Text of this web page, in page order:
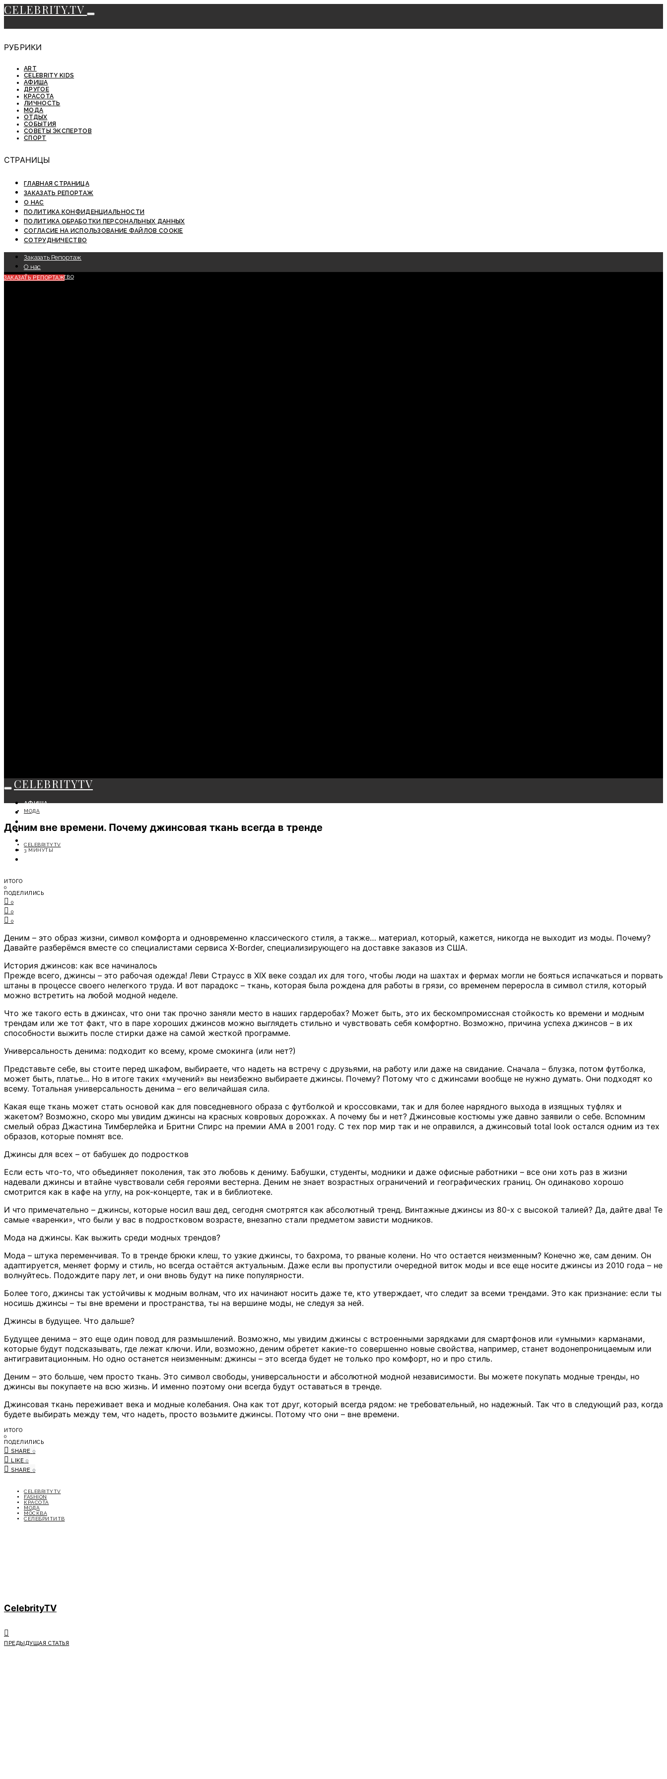
CELEBRITY.TV
РУБРИКИ
ART
CELEBRITY KIDS
АФИША
ДРУГОЕ
КРАСОТА
ЛИЧНОСТЬ
МОДА
ОТДЫХ
СОБЫТИЯ
СОВЕТЫ ЭКСПЕРТОВ
СПОРТ
СТРАНИЦЫ
ГЛАВНАЯ СТРАНИЦА
ЗАКАЗАТЬ РЕПОРТАЖ
О НАС
ПОЛИТИКА КОНФИДЕНЦИАЛЬНОСТИ
ПОЛИТИКА ОБРАБОТКИ ПЕРСОНАЛЬНЫХ ДАННЫХ
СОГЛАСИЕ НА ИСПОЛЬЗОВАНИЕ ФАЙЛОВ COOKIE
СОТРУДНИЧЕСТВО
Заказать Репортаж
О нас
Сотрудничество
ЗАКАЗАТЬ РЕПОРТАЖ
CELEBRITYTV
АФИША
СОБЫТИЯ
МОДА
ЛИЧНОСТЬ
ОТДЫХ
МОДА
Деним вне времени. Почему джинсовая ткань всегда в тренде
CELEBRITYTV
3 МИНУТЫ
ИТОГО
0
ПОДЕЛИЛИСЬ
0
0
0
Деним – это образ жизни, символ комфорта и одновременно классического стиля, а также… материал, который, кажется, никогда не выходит из моды. Почему?
Давайте разберёмся вместе со специалистами сервиса X-Border, специализирующего на доставке заказов из США.
История джинсов: как все начиналось
Прежде всего, джинсы – это рабочая одежда! Леви Страусс в XIX веке создал их для того, чтобы люди на шахтах и фермах могли не бояться испачкаться и порвать
штаны в процессе своего нелегкого труда. И вот парадокс – ткань, которая была рождена для работы в грязи, со временем переросла в символ стиля, который
можно встретить на любой модной неделе.
Что же такого есть в джинсах, что они так прочно заняли место в наших гардеробах? Может быть, это их бескомпромиссная стойкость ко времени и модным
трендам или же тот факт, что в паре хороших джинсов можно выглядеть стильно и чувствовать себя комфортно. Возможно, причина успеха джинсов – в их
способности выжить после стирки даже на самой жесткой программе.
Универсальность денима: подходит ко всему, кроме смокинга (или нет?)
Представьте себе, вы стоите перед шкафом, выбираете, что надеть на встречу с друзьями, на работу или даже на свидание. Сначала – блузка, потом футболка,
может быть, платье… Но в итоге таких «мучений» вы неизбежно выбираете джинсы. Почему? Потому что с джинсами вообще не нужно думать. Они подходят ко
всему. Тотальная универсальность денима – его величайшая сила.
Какая еще ткань может стать основой как для повседневного образа с футболкой и кроссовками, так и для более нарядного выхода в изящных туфлях и
жакетом? Возможно, скоро мы увидим джинсы на красных ковровых дорожках. А почему бы и нет? Джинсовые костюмы уже давно заявили о себе. Вспомним
смелый образ Джастина Тимберлейка и Бритни Спирс на премии AMA в 2001 году. С тех пор мир так и не оправился, а джинсовый total look остался одним из тех
образов, которые помнят все.
Джинсы для всех – от бабушек до подростков
Если есть что-то, что объединяет поколения, так это любовь к дениму. Бабушки, студенты, модники и даже офисные работники – все они хоть раз в жизни
надевали джинсы и втайне чувствовали себя героями вестерна. Деним не знает возрастных ограничений и географических границ. Он одинаково хорошо
смотрится как в кафе на углу, на рок-концерте, так и в библиотеке.
И что примечательно – джинсы, которые носил ваш дед, сегодня смотрятся как абсолютный тренд. Винтажные джинсы из 80-х с высокой талией? Да, дайте два! Те
самые «варенки», что были у вас в подростковом возрасте, внезапно стали предметом зависти модников.
Мода на джинсы. Как выжить среди модных трендов?
Мода – штука переменчивая. То в тренде брюки клеш, то узкие джинсы, то бахрома, то рваные колени. Но что остается неизменным? Конечно же, сам деним. Он
адаптируется, меняет форму и стиль, но всегда остаётся актуальным. Даже если вы пропустили очередной виток моды и все еще носите джинсы из 2010 года – не
волнуйтесь. Подождите пару лет, и они вновь будут на пике популярности.
Более того, джинсы так устойчивы к модным волнам, что их начинают носить даже те, кто утверждает, что следит за всеми трендами. Это как признание: если ты
носишь джинсы – ты вне времени и пространства, ты на вершине моды, не следуя за ней.
Джинсы в будущее. Что дальше?
Будущее денима – это еще один повод для размышлений. Возможно, мы увидим джинсы с встроенными зарядками для смартфонов или «умными» карманами,
которые будут подсказывать, где лежат ключи. Или, возможно, деним обретет какие-то совершенно новые свойства, например, станет водонепроницаемым или
антигравитационным. Но одно останется неизменным: джинсы – это всегда будет не только про комфорт, но и про стиль.
Деним – это больше, чем просто ткань. Это символ свободы, универсальности и абсолютной модной независимости. Вы можете покупать модные тренды, но
джинсы вы покупаете на всю жизнь. И именно поэтому они всегда будут оставаться в тренде.
Джинсовая ткань переживает века и модные колебания. Она как тот друг, который всегда рядом: не требовательный, но надежный. Так что в следующий раз, когда
будете выбирать между тем, что надеть, просто возьмите джинсы. Потому что они – вне времени.
ИТОГО
0
ПОДЕЛИЛИСЬ
SHARE 0
LIKE 0
SHARE 0
CELEBRITYTV
FASHION
КРАСОТА
МОДА
МОСКВА
СЕЛЕБРИТИТВ
CelebrityTV
ПРЕДЫДУЩАЯ СТАТЬЯ